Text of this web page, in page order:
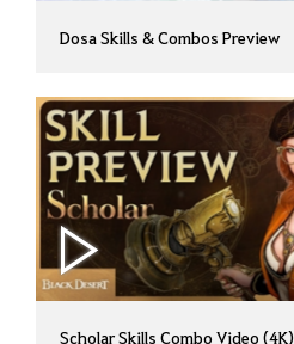
Dosa Skills & Combos Preview
Scholar Skills Combo Video (4K)